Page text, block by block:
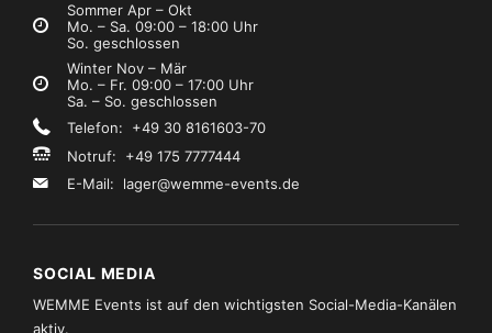
Sommer Apr – Okt
Mo. – Sa. 09:00 – 18:00 Uhr
So. geschlossen
Winter Nov – Mär
Mo. – Fr. 09:00 – 17:00 Uhr
Sa. – So. geschlossen
Telefon: +49 30 8161603-70
Notruf: +49 175 7777444
E-Mail: lager@wemme-events.de
SOCIAL MEDIA
WEMME Events ist auf den wichtigsten Social-Media-Kanälen
aktiv.